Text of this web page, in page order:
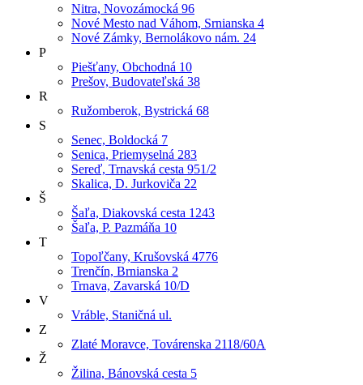
Nitra, Novozámocká 96
Nové Mesto nad Váhom, Srnianska 4
Nové Zámky, Bernolákovo nám. 24
P
Piešťany, Obchodná 10
Prešov, Budovateľská 38
R
Ružomberok, Bystrická 68
S
Senec, Boldocká 7
Senica, Priemyselná 283
Sereď, Trnavská cesta 951/2
Skalica, D. Jurkoviča 22
Š
Šaľa, Diakovská cesta 1243
Šaľa, P. Pazmáňa 10
T
Topoľčany, Krušovská 4776
Trenčín, Brnianska 2
Trnava, Zavarská 10/D
V
Vráble, Staničná ul.
Z
Zlaté Moravce, Továrenska 2118/60A
Ž
Žilina, Bánovská cesta 5